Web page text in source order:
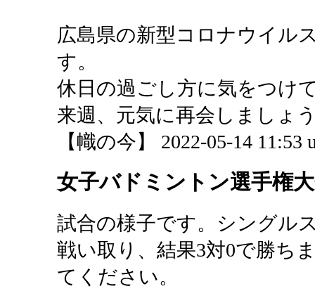
広島県の新型コロナウイル
す。
休日の過ごし方に気をつけ
来週、元気に再会しましょ
【幟の今】 2022-05-14 11:53
女子バドミントン選手権
試合の様子です。シングル
戦い取り、結果3対0で勝ち
てください。